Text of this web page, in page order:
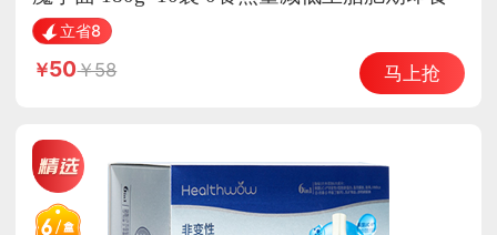
主食品
立省8
50 58 马上抢